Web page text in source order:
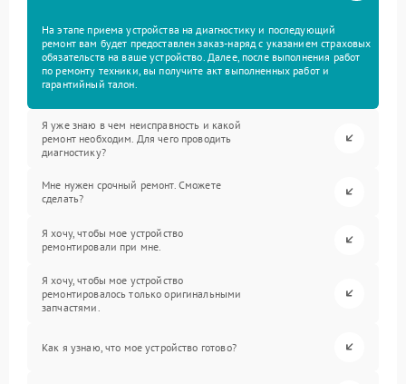
На этапе приема устройства на диагностику и последующий
ремонт вам будет предоставлен заказ-наряд с указанием страховых
обязательств на ваше устройство. Далее, после выполнения работ
по ремонту техники, вы получите акт выполненных работ и
гарантийный талон.
Я уже знаю в чем неисправность и какой
ремонт необходим. Для чего проводить
диагностику?
Мне нужен срочный ремонт. Сможете
сделать?
Я хочу, чтобы мое устройство
ремонтировали при мне.
Я хочу, чтобы мое устройство
ремонтировалось только оригинальными
запчастями.
Как я узнаю, что мое устройство готово?